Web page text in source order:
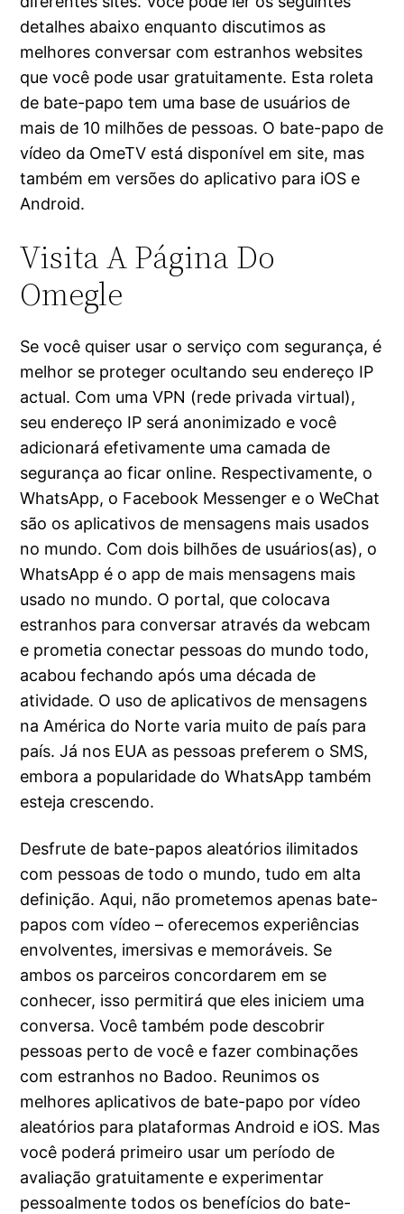
detalhes abaixo enquanto discutimos as
melhores conversar com estranhos websites
que você pode usar gratuitamente. Esta roleta
de bate-papo tem uma base de usuários de
mais de 10 milhões de pessoas. O bate-papo de
vídeo da OmeTV está disponível em site, mas
também em versões do aplicativo para iOS e
Android.
Visita A Página Do
Omegle
Se você quiser usar o serviço com segurança, é
melhor se proteger ocultando seu endereço IP
actual. Com uma VPN (rede privada virtual),
seu endereço IP será anonimizado e você
adicionará efetivamente uma camada de
segurança ao ficar online. Respectivamente, o
WhatsApp, o Facebook Messenger e o WeChat
são os aplicativos de mensagens mais usados
no mundo. Com dois bilhões de usuários(as), o
WhatsApp é o app de mais mensagens mais
usado no mundo. O portal, que colocava
estranhos para conversar através da webcam
e prometia conectar pessoas do mundo todo,
acabou fechando após uma década de
atividade. O uso de aplicativos de mensagens
na América do Norte varia muito de país para
país. Já nos EUA as pessoas preferem o SMS,
embora a popularidade do WhatsApp também
esteja crescendo.
Desfrute de bate-papos aleatórios ilimitados
com pessoas de todo o mundo, tudo em alta
definição. Aqui, não prometemos apenas bate-
papos com vídeo – oferecemos experiências
envolventes, imersivas e memoráveis. Se
ambos os parceiros concordarem em se
conhecer, isso permitirá que eles iniciem uma
conversa. Você também pode descobrir
pessoas perto de você e fazer combinações
com estranhos no Badoo. Reunimos os
melhores aplicativos de bate-papo por vídeo
aleatórios para plataformas Android e iOS. Mas
você poderá primeiro usar um período de
avaliação gratuitamente e experimentar
pessoalmente todos os benefícios do bate-